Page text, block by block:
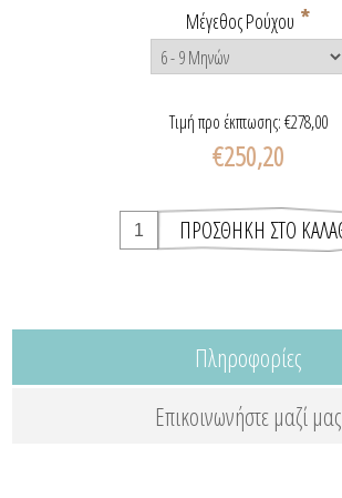
Μέγεθος Ρούχου *
Τιμή προ έκπτωσης:€278,00
€250,20
Πληροφορίες
Επικοινωνήστε μαζί μας